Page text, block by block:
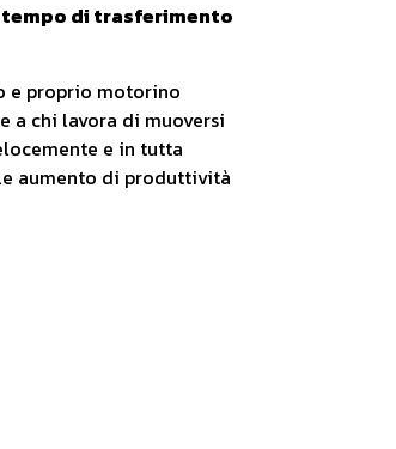
tempo di trasferimento
e proprio motorino
a chi lavora di muoversi
e in tutta
aumento di produttività